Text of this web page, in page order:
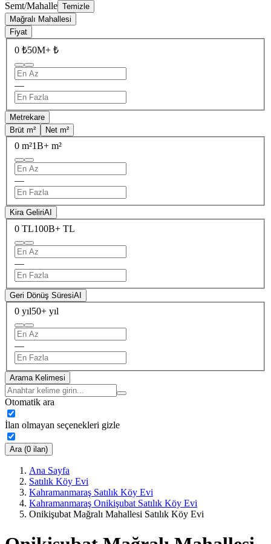
Semt/Mahalle Temizle
Mağralı Mahallesi
Fiyat
0 ₺50M+ ₺
—
Metrekare
Brüt m²
Net m²
0 m²1B+ m²
—
Kira GeliriAI
0 TL100B+ TL
—
Geri Dönüş SüresiAI
0 yıl50+ yıl
—
Arama Kelimesi
Otomatik ara
İlan olmayan seçenekleri gizle
Ara (0 ilan)
Ana Sayfa
Satılık Köy Evi
Kahramanmaraş Satılık Köy Evi
Kahramanmaraş Onikişubat Satılık Köy Evi
Onikişubat Mağralı Mahallesi Satılık Köy Evi